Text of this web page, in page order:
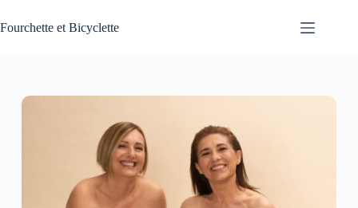
au
contenu
Fourchette et Bicyclette